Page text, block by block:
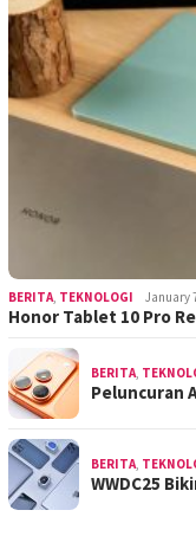
BERITA TEKNOLOGI January
Honor Tablet 10 Pro
BERITA
Peluncuran
BERITA
WWDC25